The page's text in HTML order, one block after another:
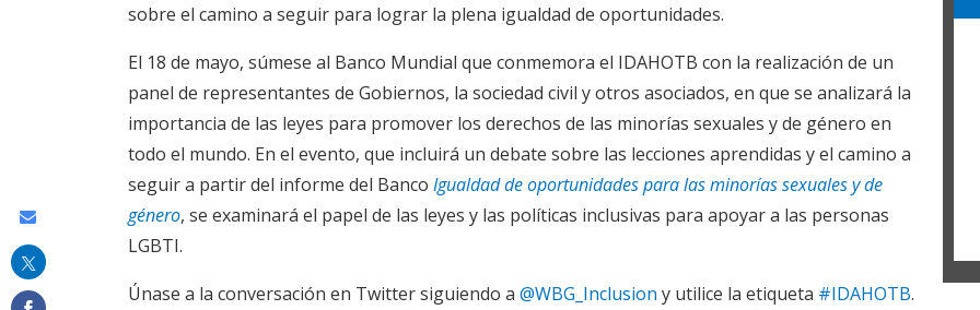
sobre el camino a seguir para lograr la plena igualdad de oportunidades.
El 18 de mayo, súmese al Banco Mundial que conmemora el IDAHOTB con la realización de un
panel de representantes de Gobiernos, la sociedad civil y otros asociados, en que se analizará la
importancia de las leyes para promover los derechos de las minorías sexuales y de género en
todo el mundo. En el evento, que incluirá un debate sobre las lecciones aprendidas y el camino a
seguir a partir del informe del Banco Igualdad de oportunidades para las minorías sexuales y de
género, se examinará el papel de las leyes y las políticas inclusivas para apoyar a las personas
LGBTI.
Únase a la conversación en Twitter siguiendo a @WBG_Inclusion y utilice la etiqueta #IDAHOTB.
this